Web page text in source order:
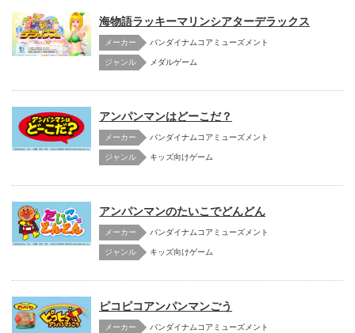
海物語ラッキーマリンシアターデラックス
メーカー バンダイナムコアミューズメント
メダルゲーム
アンパンマンはどーこだ？
メーカー バンダイナムコアミューズメント
キッズ向けゲーム
アンパンマンのたいこでどんどん
メーカー バンダイナムコアミューズメント
キッズ向けゲーム
ピコピコアンパンマンごう
メーカー バンダイナムコアミューズメント